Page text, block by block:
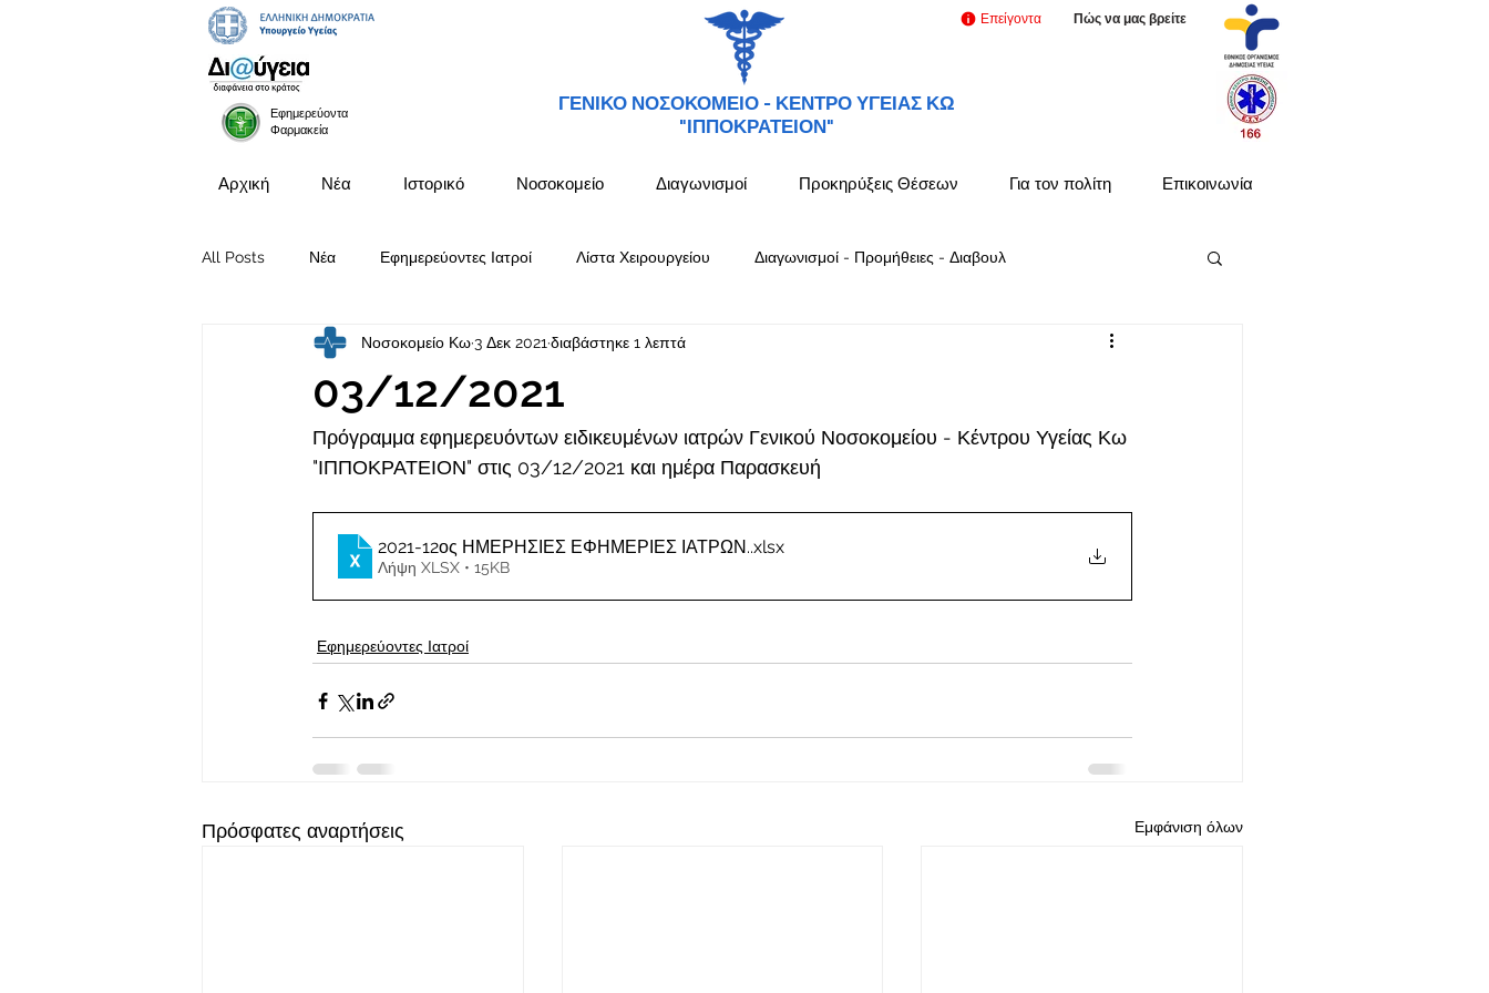
Εφημερεύοντα
Φαρμακεία
ΓΕΝΙΚΟ ΝΟΣΟΚΟΜΕΙΟ - ΚΕΝΤΡΟ ΥΓΕΙΑΣ ΚΩ
"ΙΠΠΟΚΡΑΤΕΙΟΝ"
Επείγοντα Πώς να μας βρείτε
Αρχική Νέα Ιστορικό Νοσοκομείο Διαγωνισμοί Προκηρύξεις Θέσεων Για τον πολίτη Επικοινωνία
All Posts Νέα Εφημερεύοντες Ιατροί Λίστα Χειρουργείου Διαγωνισμοί - Προμήθειες - Διαβουλ
Προκηρύξεις Θέσεων
03/12/2021
Νοσοκομείο Κω3 Δεκ 2021 διαβάστηκε 1 λεπτά
Πρόγραμμα εφημερευόντων ειδικευμένων ιατρών Γενικού Νοσοκομείου - Κέντρου Υγείας Κω
"ΙΠΠΟΚΡΑΤΕΙΟΝ" στις 03/12/2021 και ημέρα Παρασκευή
2021-12ος ΗΜΕΡΗΣΙΕΣ ΕΦΗΜΕΡΙΕΣ ΙΑΤΡΩΝ..xlsx
Λήψη XLSX • 15KB
Εφημερεύοντες Ιατροί
Πρόσφατες αναρτήσεις Εμφάνιση όλων